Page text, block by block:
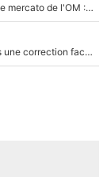
Medina, Rulli, Paixao... ça part dans tous les sens sur le mercato de l'OM : Frank McCourt va enfin récupérer l'argent qu'il attend ?
Sans Ousmane Dembélé et Désiré Doué, le PSG a pris une correction face à Majorque : Luis Enrique attend avec impatience des renforts !